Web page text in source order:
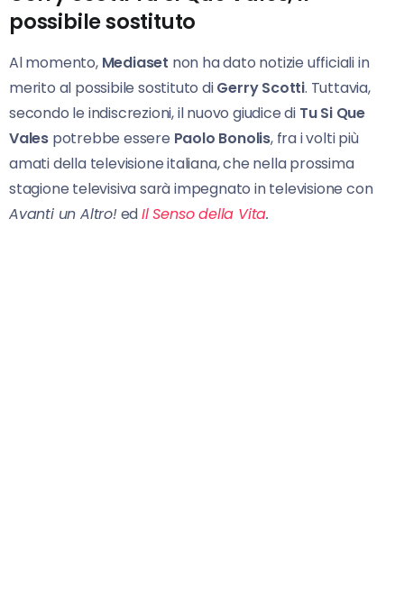
possibile sostituto
Al momento, Mediaset non ha dato notizie ufficiali in
merito al possibile sostituto diGerry Scotti. Tuttavia,
secondo le indiscrezioni, il nuovo giudice di Tu Si Que
Vales potrebbe essere Paolo Bonolis, fra i volti più
amati della televisione italiana, che nella prossima
stagione televisiva sarà impegnato in televisione con
Avanti un Altro!edIl Senso della Vita.